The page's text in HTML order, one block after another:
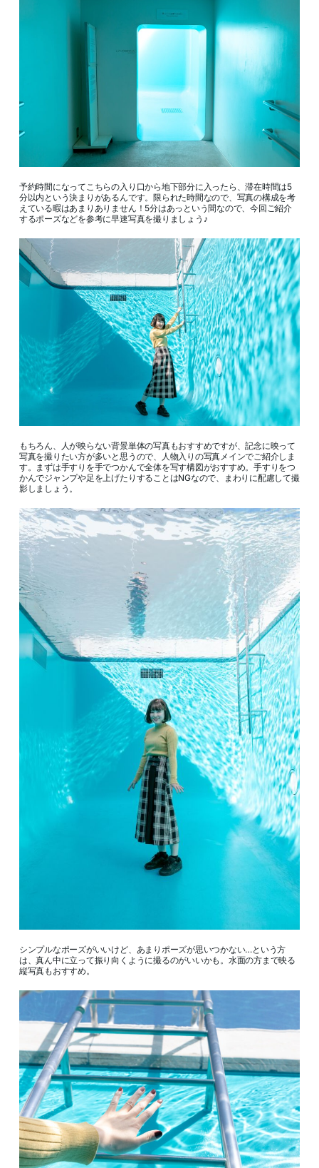
予約時間になってこちらの入り口から地下部分に入ったら、滞在時間は5
分以内という決まりがあるんです。限られた時間なので、写真の構成を考
えている暇はあまりありません！5分はあっという間なので、今回ご紹介
するポーズなどを参考に早速写真を撮りましょう♪
もちろん、人が映らない背景単体の写真もおすすめですが、記念に映って
写真を撮りたい方が多いと思うので、人物入りの写真メインでご紹介しま
す。まずは手すりを手でつかんで全体を写す構図がおすすめ。手すりをつ
かんでジャンプや足を上げたりすることはNGなので、まわりに配慮して撮
影しましょう。
シンプルなポーズがいいけど、あまりポーズが思いつかない…という方
は、真ん中に立って振り向くように撮るのがいいかも。水面の方まで映る
縦写真もおすすめ。